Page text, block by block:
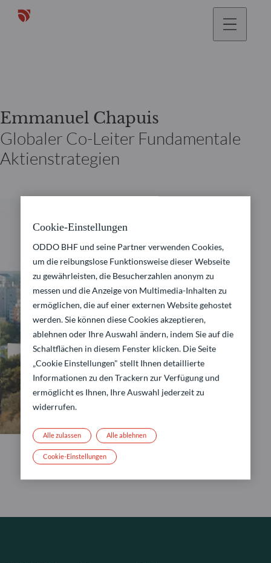
Emmanuel Chapuis
Globaler Co-Leiter Fundamentale
Aktienstrategien
Cookie-Einstellungen
ODDO BHF und seine Partner verwenden Cookies,
um die reibungslose Funktionsweise dieser Webseite
zu gewährleisten, die Besucherzahlen anonym zu
messen und die Anzeige von Multimedia-Inhalten zu
ermöglichen, die auf einer externen Website gehostet
werden. Sie können diese Cookies akzeptieren,
ablehnen oder Ihre Auswahl ändern, indem Sie auf die
Schaltflächen in diesem Fenster klicken. Die Seite
„Cookie Einstellungen" stellt Ihnen detaillierte
Informationen zu den Trackern zur Verfügung und
ermöglicht es Ihnen, Ihre Auswahl jederzeit zu
widerrufen.
Alle ablehnen
Alle zulassen
Cookie-Einstellungen